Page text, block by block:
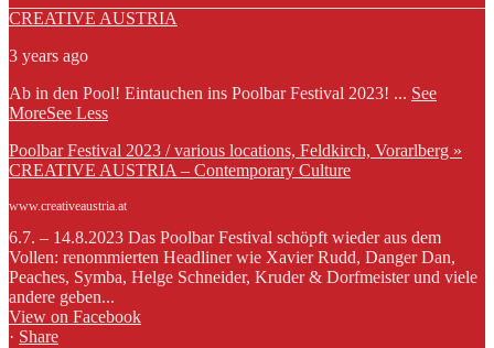
CREATIVE AUSTRIA
3 years ago
Ab in den Pool! Eintauchen ins Poolbar Festival 2023! ... See
MoreSee Less
Poolbar Festival 2023 / various locations, Feldkirch, Vorarlberg »
CREATIVE AUSTRIA – Contemporary Culture
www.creativeaustria.at
6.7. – 14.8.2023 Das Poolbar Festival schöpft wieder aus dem
Vollen: renommierten Headliner wie Xavier Rudd, Danger Dan,
Peaches, Symba, Helge Schneider, Kruder & Dorfmeister und viele
andere geben...
View on Facebook
· Share